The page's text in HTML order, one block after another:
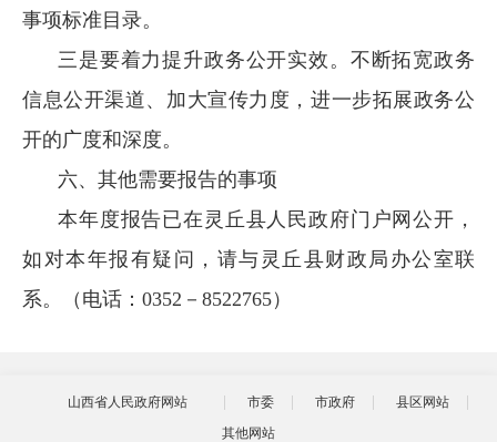
事项标准目录。
三是要着力提升政务公开实效。不断拓宽政务
信息公开渠道、加大宣传力度，进一步拓展政务公
开的广度和深度。
六、其他需要报告的事项
本年度报告已在灵丘县人民政府门户网公开，
如对本年报有疑问，请与灵丘县财政局办公室联
系。（电话：0352－8522765）
山西省人民政府网站 市委 市政府
县区网站
其他网站